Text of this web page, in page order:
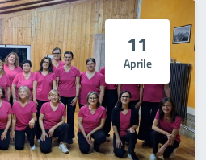
11
Aprile